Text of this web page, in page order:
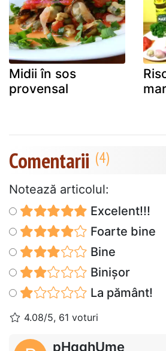
Midii în sos
provensal
Comentarii
Notează articolul:
Excelent!!!
Foarte bine
Bine
Binișor
La pământ!
4.08/5, 61 voturi
pHqghUme